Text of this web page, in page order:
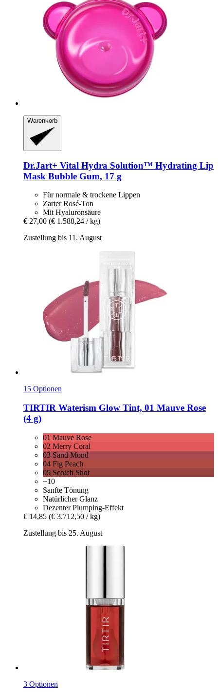
Warenkorb
Dr.Jart+ Vital Hydra Solution™ Hydrating Lip
Mask Bubble Gum, 17 g
Für normale & trockene Lippen
Zarter Rosé-Ton
Mit Hyaluronsäure
€ 27,00 (€ 1.588,24 / kg)
Zustellung bis 11. August
15 Optionen
TIRTIR Waterism Glow Tint, 01 Mauve Rose
(4 g)
01 Mauve Rose
02 Merry Coral
03 Sand Mond
04 Fig Peach
05 Scotch Shot
+10
Sanfte Tönung
Natürlicher Glanz
Dezenter Plumping-Effekt
€ 14,85 (€ 3.712,50 / kg)
Zustellung bis 25. August
3 Optionen